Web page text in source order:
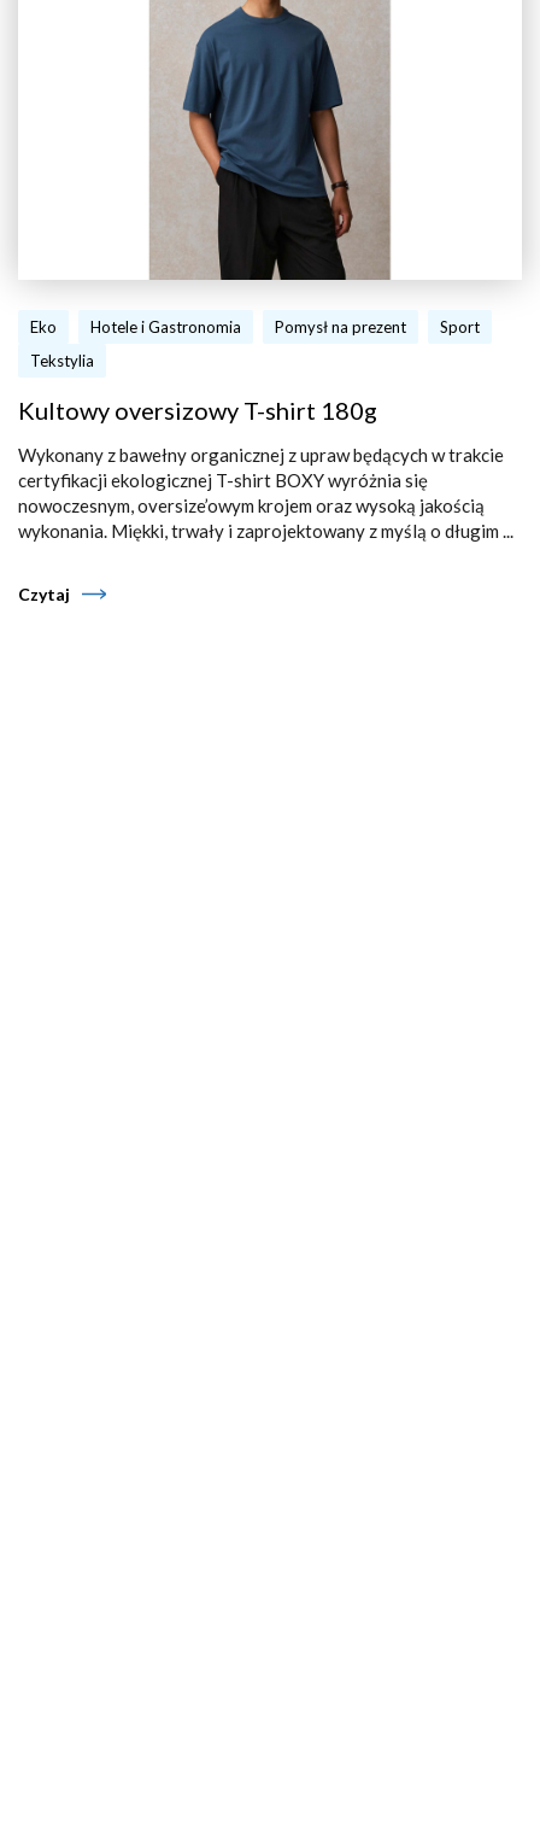
Eko Hotele i Gastronomia Pomysł na prezent
Sport
Tekstylia
Kultowy oversizowy T-shirt 180g
Wykonany z bawełny organicznej z upraw będących w trakcie
certyfikacji ekologicznej T-shirt BOXY wyróżnia się
nowoczesnym, oversize’owym krojem oraz wysoką jakością
wykonania. Miękki, trwały i zaprojektowany z myślą o długim ...
Czytaj